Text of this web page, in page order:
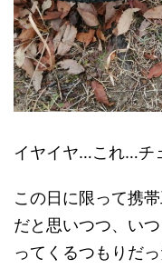
イヤイヤ…これ…チ
この日に限って携
だと思いつつ、い
ってくるつもりだ